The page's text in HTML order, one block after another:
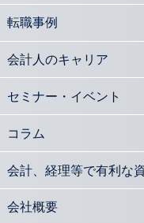
会計士も活躍 株式交
会計士が官民連携の
M&A支援の必須知識
2016.06.27
社外取締役の設置義務
2016.05.30
中小企業M&Aに注目集
2016.05.26
課徴金事例から見るイ
転職事例
会計人のキャリア
セミナー・イベント
コラム
会計、経理等で有利な
会社概要